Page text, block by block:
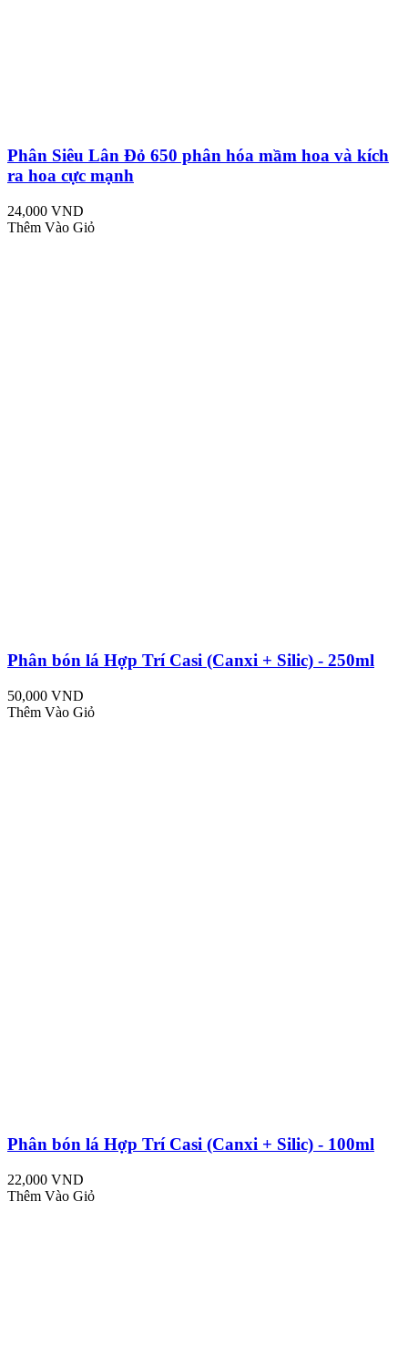
Phân Siêu Lân Đỏ 650 phân hóa mầm hoa và kích
ra hoa cực mạnh
24,000 VND
Thêm Vào Giỏ
Phân bón lá Hợp Trí Casi (Canxi + Silic) - 250ml
50,000 VND
Thêm Vào Giỏ
Phân bón lá Hợp Trí Casi (Canxi + Silic) - 100ml
22,000 VND
Thêm Vào Giỏ